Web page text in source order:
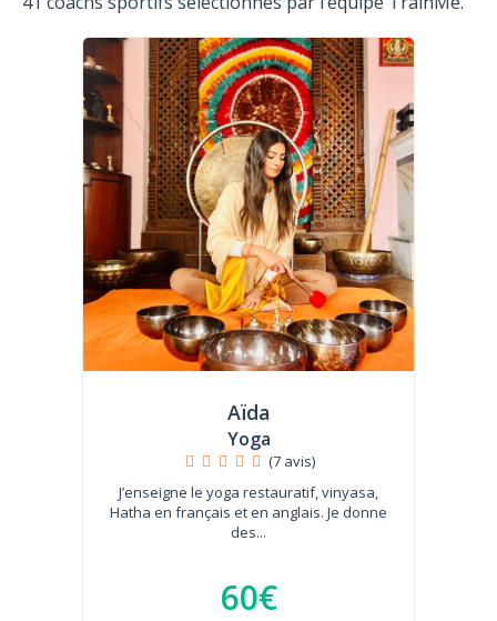
Aïda
Yoga
(7 avis)
J’enseigne le yoga restauratif, vinyasa,
Hatha en français et en anglais. Je donne
des...
60€